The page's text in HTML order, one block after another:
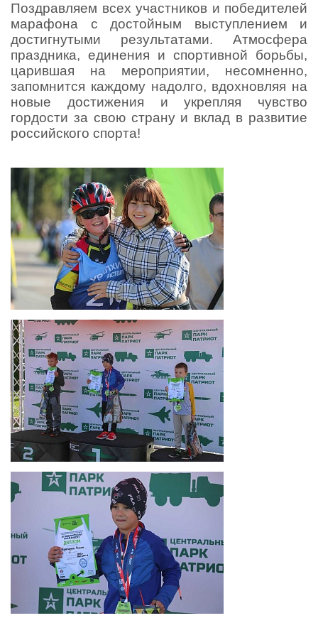
Поздравляем всех участников и победителей
марафона с достойным выступлением и
достигнутыми результатами. Атмосфера
праздника, единения и спортивной борьбы,
царившая на мероприятии, несомненно,
запомнится каждому надолго, вдохновляя на
новые достижения и укрепляя чувство
гордости за свою страну и вклад в развитие
российского спорта!